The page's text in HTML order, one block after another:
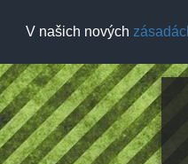
V našich nových